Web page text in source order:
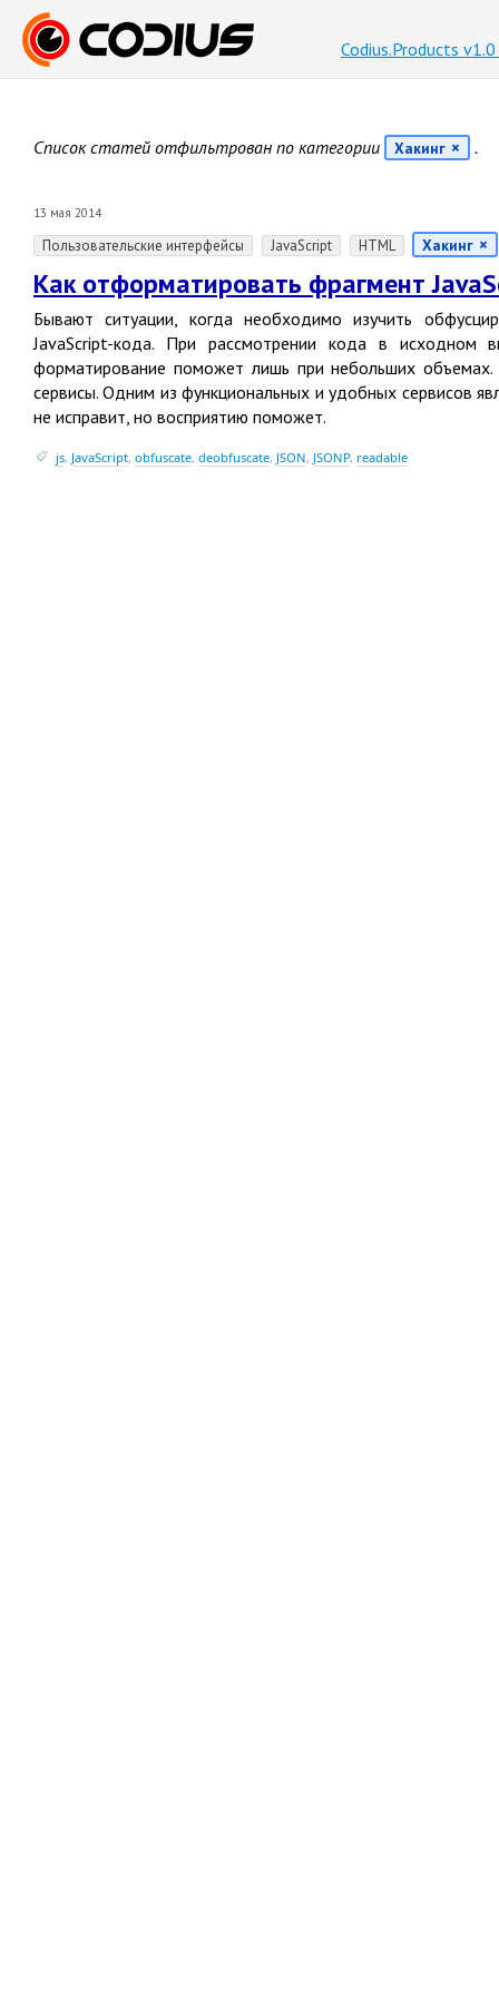
Codius.Products v1.0
Список статей отфильтрован по категории Хакинг .
13 мая 2014
Пользовательские интерфейсы JavaScript HTML Хакинг
Как отформатировать фрагмент
Бывают ситуации, когда необходимо изучить
JavaScript-кода. При рассмотрении кода в исходном
форматирование поможет лишь при небольших
сервисы. Одним из функциональных и удобных сервисов
не исправит, но восприятию поможет.
js, JavaScript, obfuscate, deobfuscate, JSON, JSONP, readable